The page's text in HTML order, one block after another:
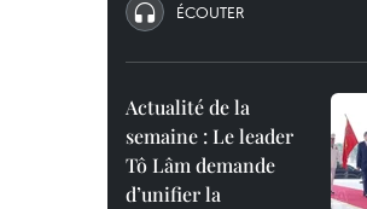
ÉCOUTER
Actualité de la
semaine : Le leader
Tô Lâm demande
d’unifier la